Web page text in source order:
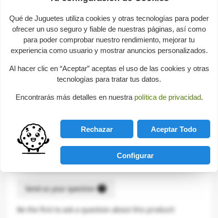
Number of pieces
40
Ball. Cuenta con las figuras construibles de Pikachu y
Build Games - Nestable Blocks
Consultas sobre este producto
Send us your question help
Be the first to ask a question about this product!
Qué de Juguetes utiliza cookies y otras tecnologías para poder
ofrecer un uso seguro y fiable de nuestras páginas, así como
para poder comprobar nuestro rendimiento, mejorar tu
experiencia como usuario y mostrar anuncios personalizados.
Al hacer clic en “Aceptar” aceptas el uso de las cookies y otras
tecnologías para tratar tus datos.
Encontrarás más detalles en nuestra política de privacidad.
Aceptar Todo
Configurar
Rechazar